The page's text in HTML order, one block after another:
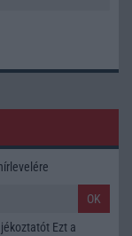
OK
Ezt a